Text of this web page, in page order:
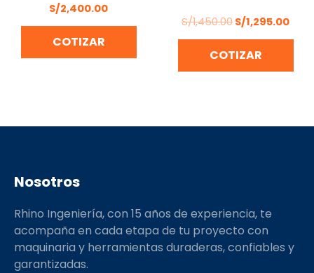
S/2,400.00
COTIZAR
S/1,450.00S/1,295.00
COTIZAR
Nosotros
Rhino Ingeniería, con 15 años de experiencia, te
acompaña en cada etapa de tu proyecto con
maquinaria y herramientas duraderas, confiables y
garantizadas.